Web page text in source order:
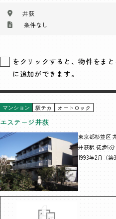
井荻
条件なし
をクリックすると、物件をま
に追加ができます。
マンション 駅チカ オートロック
エステージ井荻
東京都杉並区
井荻駅 徒歩5分
1993年2月（